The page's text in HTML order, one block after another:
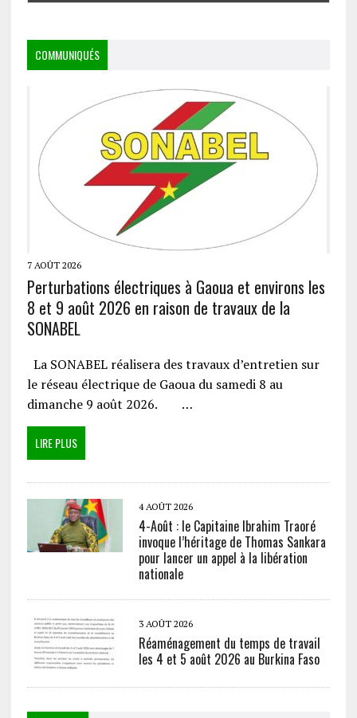
COMMUNIQUÉS
7 AOÛT 2026
Perturbations électriques à Gaoua et environs les
8 et 9 août 2026 en raison de travaux de la
SONABEL
La SONABEL réalisera des travaux d’entretien sur
le réseau électrique de Gaoua du samedi 8 au
dimanche 9 août 2026. …
LIRE PLUS
4 AOÛT 2026
4-Août : le Capitaine Ibrahim Traoré
invoque l’héritage de Thomas Sankara
pour lancer un appel à la libération
nationale
3 AOÛT 2026
Réaménagement du temps de travail
les 4 et 5 août 2026 au Burkina Faso